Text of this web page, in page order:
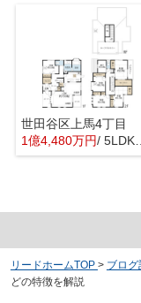
世田谷区上馬4丁目
1億4,480万円/ 5LDK＋1S(納戸)
リードホームTOP > ブロ
どの特徴を解説